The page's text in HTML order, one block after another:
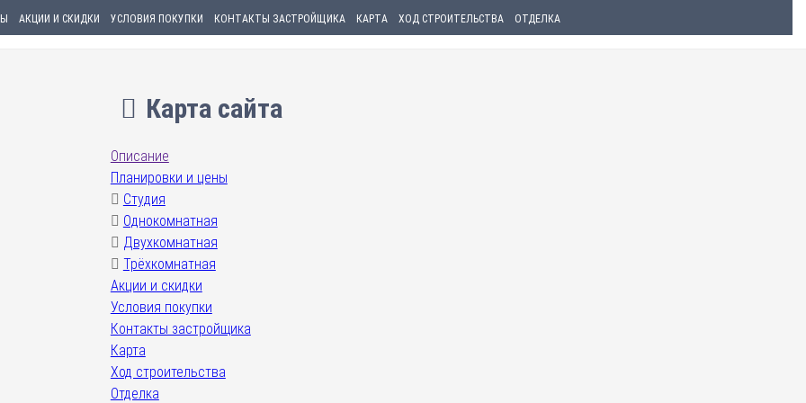
АКЦИИ И СКИДКИ УСЛОВИЯ ПОКУПКИ КОНТАКТЫ ЗАСТРОЙЩИКА КАРТА ХОД СТРОИТЕЛЬСТВА ОТДЕЛКА
Карта сайта
Описание
Планировки и цены
Студия
Однокомнатная
Двухкомнатная
Трёхкомнатная
Акции и скидки
Условия покупки
Контакты застройщика
Карта
Ход строительства
Отделка